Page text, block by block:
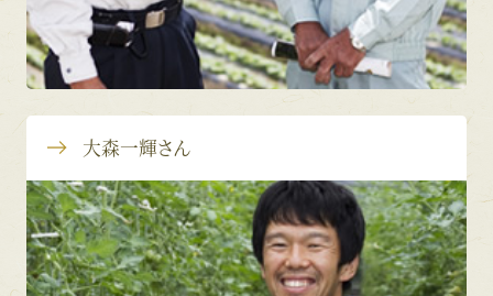
大森一輝さん